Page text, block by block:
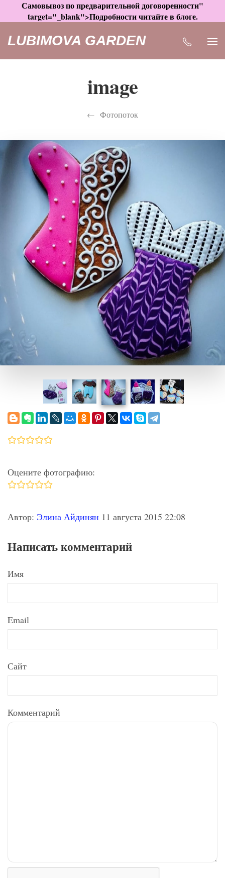
Самовывоз по предварительной договоренности"
target="_blank">Подробности читайте в блоге.
LUBIMOVA GARDEN
image
Фотопоток
Оцените фотографию:
Автор: Элина Айдинян 11 августа 2015 22:08
Написать комментарий
Имя
Email
Сайт
Комментарий